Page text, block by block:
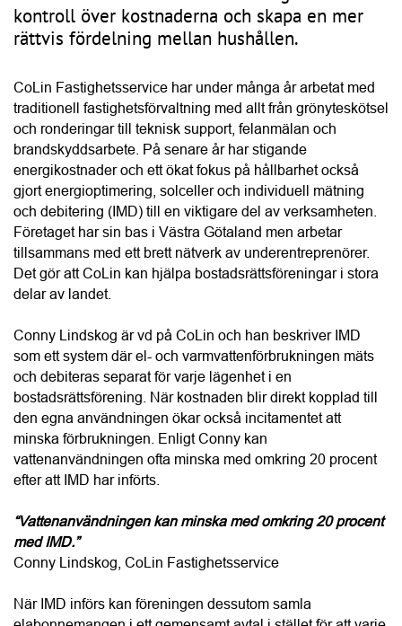
och ronderingar till teknisk support, felanmälan och
brandskyddsarbete. På senare år har stigande
gjort energioptimering, solceller och individuell mätning
och debitering (IMD) till en viktigare del av verksamheten.
Företaget har sin bas i Västra Götaland men arbetar
tillsammans med ett brett nätverk av underentreprenörer.
Det gör att CoLin kan hjälpa bostadsrättsföreningar i stora
delar av landet.
Conny Lindskog är vd på CoLin och han beskriver IMD
som ett system där el- och varmvattenförbrukningen mäts
och debiteras separat för varje lägenhet i en
bostadsrättsförening. När kostnaden blir direkt kopplad till
minska förbrukningen. Enligt Conny kan
vattenanvändningen ofta minska med omkring 20 procent
efter att IMD har införts.
“Vattenanvändningen kan minska med omkring 20 procent
med IMD.”
Conny Lindskog, CoLin Fastighetsservice
elabonnemangen i ett gemensamt avtal i stället för att varje
hushåll har ett eget. Det kan sänka
abonnemangskostnaden för hushållen och samtidigt ge en
mer rättvis fördelning av den faktiska förbrukningen. För
bostadsrättsföreningen innebär systemet också bättre
kontroll över energi- och vattenkostnaderna vilket kan